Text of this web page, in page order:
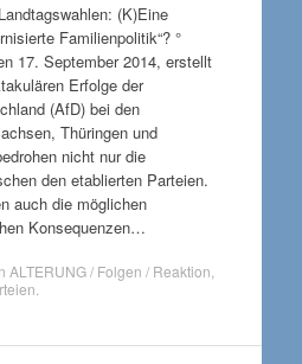
(K)Eine
Familienpolitik“? °
17. September 2014, erstellt
Erfolge der
(AfD) bei den
Thüringen und
nicht nur die
den etablierten Parteien.
auch die möglichen
Konsequenzen…
ALTERUNG / Folgen / Reaktion